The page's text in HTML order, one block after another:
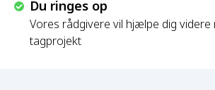
Du ringes op
Vores rådgivere vil hjælpe dig videre
tagprojekt